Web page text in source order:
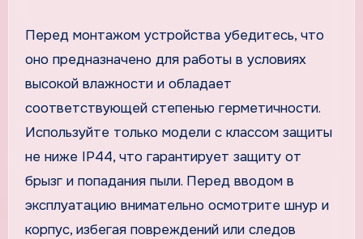
Перед монтажом устройства убедитесь, что
оно предназначено для работы в условиях
высокой влажности и обладает
соответствующей степенью герметичности.
Используйте только модели с классом защиты
не ниже IP44, что гарантирует защиту от
брызг и попадания пыли. Перед вводом в
эксплуатацию внимательно осмотрите шнур и
корпус, избегая повреждений или следов